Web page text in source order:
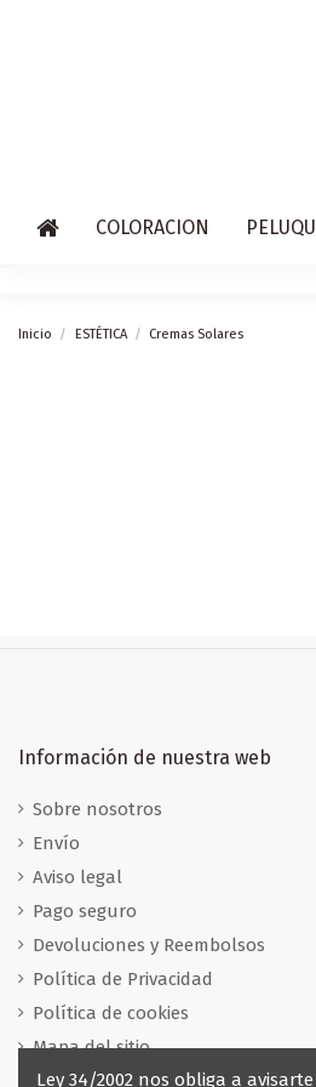
COLORACION
Inicio ESTÉTICA Cremas Solares
Información de nuestra web
Sobre nosotros
Envío
Aviso legal
Pago seguro
Devoluciones y Reembolsos
Política de Privacidad
Política de cookies
Mapa del sitio
Ley 34/2002 nos obliga a